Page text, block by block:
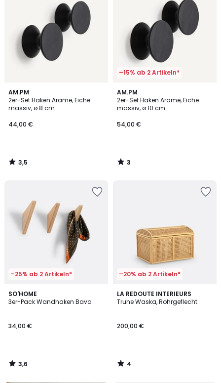
AM.PM
2er-Set Haken Arame, Eiche
massiv, ø 8 cm
44,00 €
3,5
/ 5
3,5
/
–15% ab 2 Artikeln*
AM.PM
2er-Set Haken Arame, Eiche
massiv, ø 10 cm
54,00 €
3
/
5
3
/
–25% ab 2 Artikeln*
SO'HOME
3er-Pack Wandhaken Bava
34,00 €
3,6
/ 5
3,6
/
–20% ab 2 Artikeln*
LA REDOUTE INTERIEURS
Truhe Waska, Rohrgeflecht
200,00 €
4
/
4
/